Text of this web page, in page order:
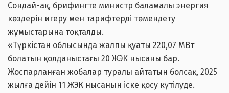
Сондай-ақ, брифингте министр баламалы энергия
көздерін игеру мен тарифтерді төмендету
жұмыстарына тоқталды.
«Түркістан облысында жалпы қуаты 220,07 МВт
болатын қолданыстағы 20 ЖЭК нысаны бар.
Жоспарланған жобалар туралы айтатын болсақ, 2025
жылға дейін 11 ЖЭК нысанын іске қосу күтілуде.